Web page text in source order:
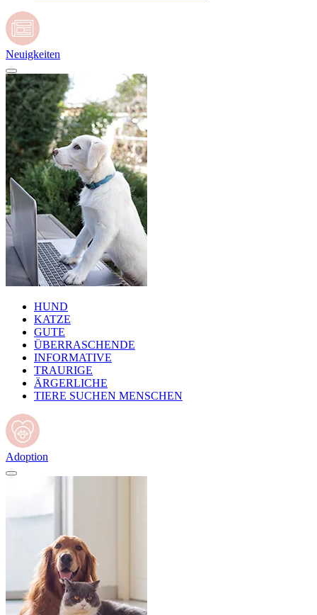
Neuigkeiten
HUND
KATZE
GUTE
ÜBERRASCHENDE
INFORMATIVE
TRAURIGE
ÄRGERLICHE
TIERE SUCHEN MENSCHEN
Adoption